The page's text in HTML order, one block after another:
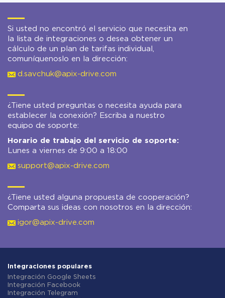
Si usted no encontró el servicio que necesita en
la lista de integraciones o desea obtener un
cálculo de un plan de tarifas individual,
comuníquenoslo en la dirección:
d.savchuk@apix-drive.com
¿Tiene usted preguntas o necesita ayuda para
establecer la conexión? Escriba a nuestro
equipo de soporte:
Horario de trabajo del servicio de soporte:
Lunes a viernes de 9:00 a 18:00
support@apix-drive.com
¿Tiene usted alguna propuesta de cooperación?
Comparta sus ideas con nosotros en la dirección:
igor@apix-drive.com
Integraciones populares
Integración Google Sheets
Integración Facebook
Integración Telegram